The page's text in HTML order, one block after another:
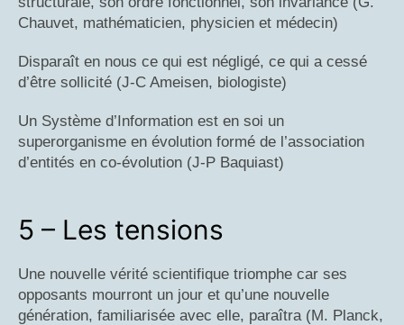
Chauvet, mathématicien, physicien et médecin)
Disparaît en nous ce qui est négligé, ce qui a cessé
d’être sollicité (J-C Ameisen, biologiste)
Un Système d’Information est en soi un
superorganisme en évolution formé de l’association
d’entités en co-évolution (J-P Baquiast)
5 – Les tensions
Une nouvelle vérité scientifique triomphe car ses
opposants mourront un jour et qu’une nouvelle
génération, familiarisée avec elle, paraîtra (M. Planck,